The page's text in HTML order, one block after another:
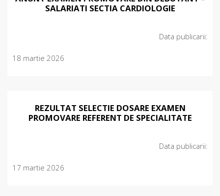
SALARIATI SECTIA CARDIOLOGIE
Data publicarii:
18 martie 2026
REZULTAT SELECTIE DOSARE EXAMEN
PROMOVARE REFERENT DE SPECIALITATE
Data publicarii:
17 martie 2026